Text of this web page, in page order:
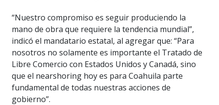
“Nuestro compromiso es seguir produciendo la
mano de obra que requiere la tendencia mundial”,
indicó el mandatario estatal, al agregar que: “Para
nosotros no solamente es importante el Tratado de
Libre Comercio con Estados Unidos y Canadá, sino
que el nearshoring hoy es para Coahuila parte
fundamental de todas nuestras acciones de
gobierno”.